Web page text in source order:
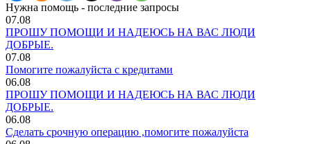
Нужна помощь - последние запросы
07.08
ПРОШУ ПОМОЩИ И НАДЕЮСЬ НА ВАС ЛЮДИ
ДОБРЫЕ.
07.08
Помогите пожалуйста с кредитами
06.08
ПРОШУ ПОМОЩИ И НАДЕЮСЬ НА ВАС ЛЮДИ
ДОБРЫЕ.
06.08
Сделать срочную операцию ,помогите пожалуйста